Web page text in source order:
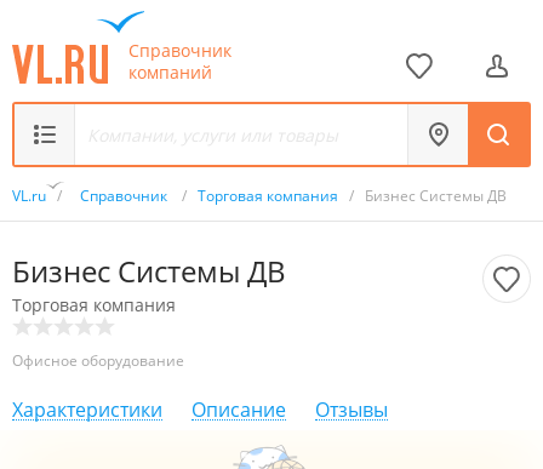
Справочник
компаний
VL.ru / Справочник / Торговая компания / Бизнес Системы ДВ
Бизнес Системы ДВ
Торговая компания
Офисное оборудование
Характеристики Описание Отзывы